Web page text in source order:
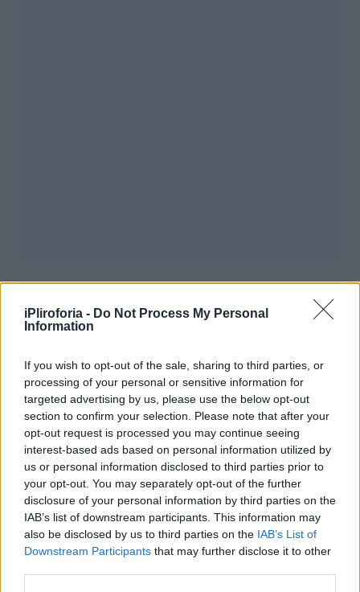
iPliroforia - Do Not Process My Personal
Information
If you wish to opt-out of the sale, sharing to third parties, or
processing of your personal or sensitive information for
targeted advertising by us, please use the below opt-out
section to confirm your selection. Please note that after your
opt-out request is processed you may continue seeing
interest-based ads based on personal information utilized by
us or personal information disclosed to third parties prior to
your opt-out. You may separately opt-out of the further
disclosure of your personal information by third parties on the
IAB’s list of downstream participants. This information may
also be disclosed by us to third parties on the IAB’s List of
Downstream Participants that may further disclose it to other
Συνεντεύξεις 18/11/2025
Δήμητρα Δερζέκου: «Λέω τη δική μου
αλήθεια»